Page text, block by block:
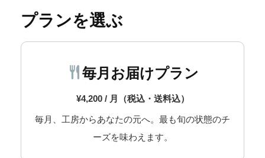
プランを選ぶ
毎月お届けプラン
¥4,200 / 月（税込・送料込）
毎月、工房からあなたの元へ。最も旬の状態のチ
ーズを味わえます。